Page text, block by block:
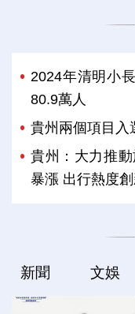
2024年清明小
80.9萬人
貴州兩個項目入
貴州：大力推
暴漲 出行熱度
新聞 文娛